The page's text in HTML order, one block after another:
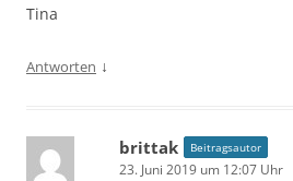
Tina
Antworten ↓
brittak Beitragsautor
23. Juni 2019 um 12:07 Uhr